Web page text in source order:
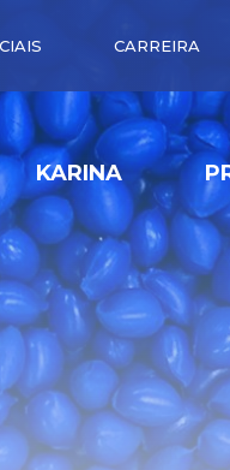
CARREIRA
KARINA